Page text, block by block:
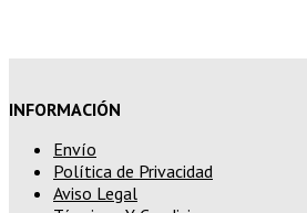
INFORMACIÓN
Envío
Política de Privacidad
Aviso Legal